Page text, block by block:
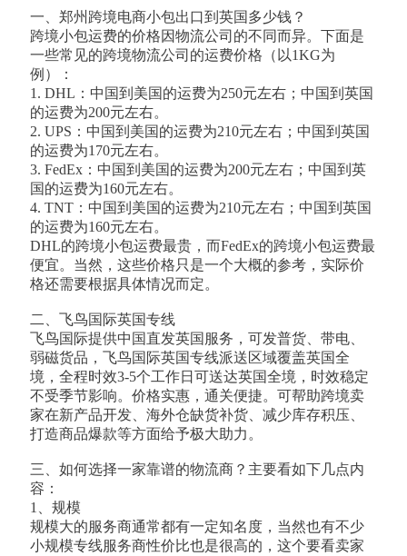
一、郑州跨境电商小包出口到英国多少钱？
跨境小包运费的价格因物流公司的不同而异。下面是
一些常见的跨境物流公司的运费价格（以1KG为
例）：
1. DHL：中国到美国的运费为250元左右；中国到英国
的运费为200元左右。
2. UPS：中国到美国的运费为210元左右；中国到英国
的运费为170元左右。
3. FedEx：中国到美国的运费为200元左右；中国到英
国的运费为160元左右。
4. TNT：中国到美国的运费为210元左右；中国到英国
的运费为160元左右。
DHL的跨境小包运费最贵，而FedEx的跨境小包运费最
便宜。当然，这些价格只是一个大概的参考，实际价
格还需要根据具体情况而定。
二、飞鸟国际英国专线
飞鸟国际提供中国直发英国服务，可发普货、带电、
弱磁货品，飞鸟国际英国专线派送区域覆盖英国全
境，全程时效3-5个工作日可送达英国全境，时效稳定
不受季节影响。价格实惠，通关便捷。可帮助跨境卖
家在新产品开发、海外仓缺货补货、减少库存积压、
打造商品爆款等方面给予极大助力。
三、如何选择一家靠谱的物流商？主要看如下几点内
容：
1、规模
规模大的服务商通常都有一定知名度，当然也有不少
小规模专线服务商性价比也是很高的，这个要看卖家